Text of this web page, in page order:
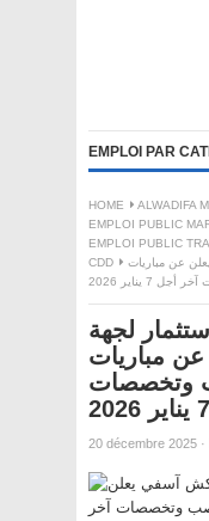
EMPLOI PAR
HOME
EMPLOI PUBLIC
EMPLOI PUBLIC
CDD
عن مباريات
يناير 2026
لجهة
مباريات
وتخصصات
20 décembre 2025 ·